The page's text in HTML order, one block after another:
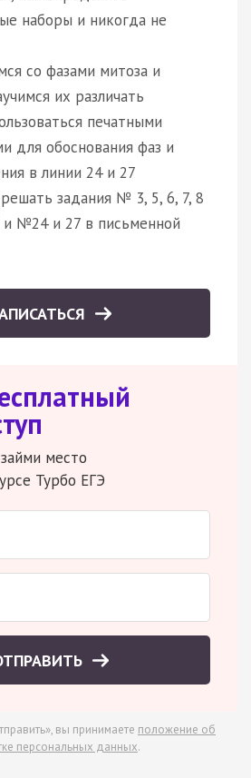
наборы и никогда не
со фазами митоза и
их различать
печатными
для обоснования фаз и
в линии 24 и 27
задания № 3, 5, 6, 7, 8
и №24 и 27 в письменной
место
Турбо ЕГЭ
вы принимаете положение об
персональных данных.